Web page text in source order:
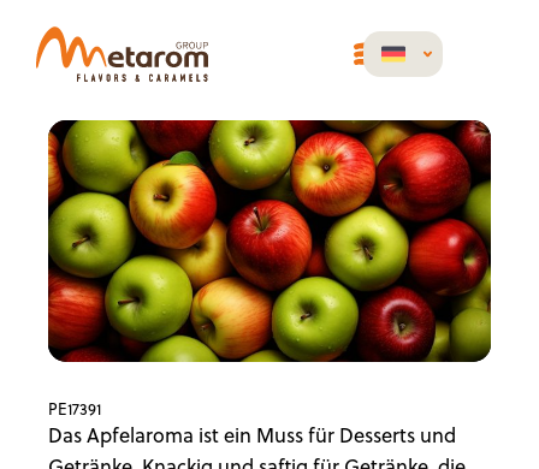
PE17391
Das Apfelaroma ist ein Muss für Desserts und